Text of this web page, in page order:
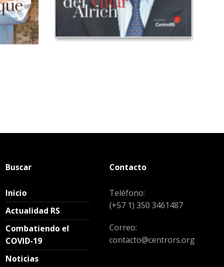
Buscar
Inicio
Actualidad RS
Combatiendo el
COVID-19
Noticias
Contacto
Teléfono:
(+57 1) 350 3461487
Correo:
contacto@centrors.org